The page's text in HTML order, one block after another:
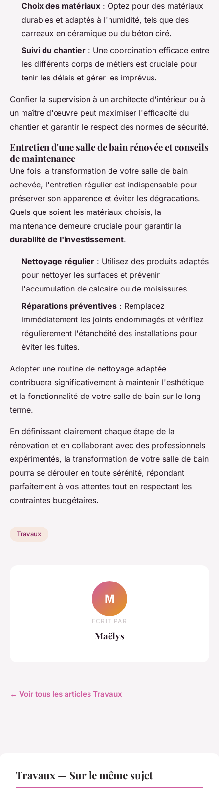
Choix des matériaux : Optez pour des matériaux
durables et adaptés à l'humidité, tels que des
carreaux en céramique ou du béton ciré.
Suivi du chantier : Une coordination efficace entre
les différents corps de métiers est cruciale pour
tenir les délais et gérer les imprévus.
Confier la supervision à un architecte d'intérieur ou à
un maître d'œuvre peut maximiser l'efficacité du
chantier et garantir le respect des normes de sécurité.
Entretien d'une salle de bain rénovée et conseils
de maintenance
Une fois la transformation de votre salle de bain
achevée, l'entretien régulier est indispensable pour
préserver son apparence et éviter les dégradations.
Quels que soient les matériaux choisis, la
maintenance demeure cruciale pour garantir la
durabilité de l'investissement.
Nettoyage régulier : Utilisez des produits adaptés
pour nettoyer les surfaces et prévenir
l'accumulation de calcaire ou de moisissures.
Réparations préventives : Remplacez
immédiatement les joints endommagés et vérifiez
régulièrement l'étanchéité des installations pour
éviter les fuites.
Adopter une routine de nettoyage adaptée
contribuera significativement à maintenir l'esthétique
et la fonctionnalité de votre salle de bain sur le long
terme.
En définissant clairement chaque étape de la
rénovation et en collaborant avec des professionnels
expérimentés, la transformation de votre salle de bain
pourra se dérouler en toute sérénité, répondant
parfaitement à vos attentes tout en respectant les
contraintes budgétaires.
Travaux
M
ECRIT PAR
Maëlys
← Voir tous les articles Travaux
Travaux — Sur le même sujet